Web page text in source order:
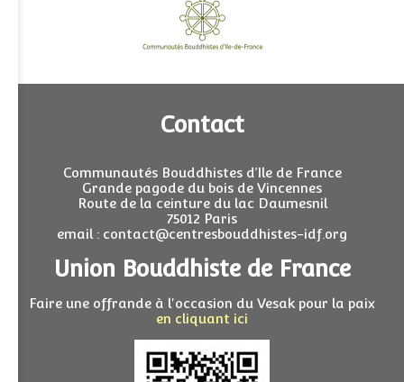
Contact
Communautés Bouddhistes d’Ile de France
Grande pagode du bois de Vincennes
Route de la ceinture du lac Daumesnil
75012 Paris
email : contact@centresbouddhistes-idf.org
Union Bouddhiste de France
Faire une offrande à l'occasion du Vesak pour la paix
en cliquant ici